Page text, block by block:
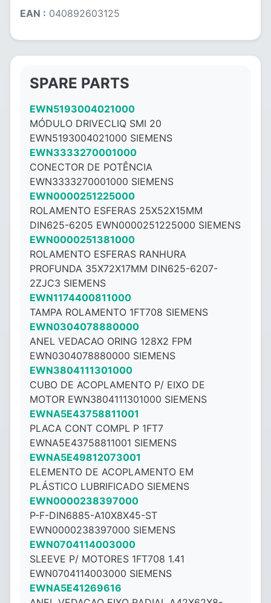
EAN : 040892603125
SPARE PARTS
EWN5193004021000
MÓDULO DRIVECLIQ SMI 20
EWN5193004021000 SIEMENS
EWN3333270001000
CONECTOR DE POTÊNCIA
EWN3333270001000 SIEMENS
EWN0000251225000
ROLAMENTO ESFERAS 25X52X15MM
DIN625-6205 EWN0000251225000 SIEMENS
EWN0000251381000
ROLAMENTO ESFERAS RANHURA
PROFUNDA 35X72X17MM DIN625-6207-
2ZJC3 SIEMENS
EWN1174400811000
TAMPA ROLAMENTO 1FT708 SIEMENS
EWN0304078880000
ANEL VEDACAO ORING 128X2 FPM
EWN0304078880000 SIEMENS
EWN3804111301000
CUBO DE ACOPLAMENTO P/ EIXO DE
MOTOR EWN3804111301000 SIEMENS
EWNA5E43758811001
PLACA CONT COMPL P 1FT7
EWNA5E43758811001 SIEMENS
EWNA5E49812073001
ELEMENTO DE ACOPLAMENTO EM
PLÁSTICO LUBRIFICADO SIEMENS
EWN0000238397000
P-F-DIN6885-A10X8X45-ST
EWN0000238397000 SIEMENS
EWN0704114003000
SLEEVE P/ MOTORES 1FT708 1.41
EWN0704114003000 SIEMENS
EWNA5E41269616